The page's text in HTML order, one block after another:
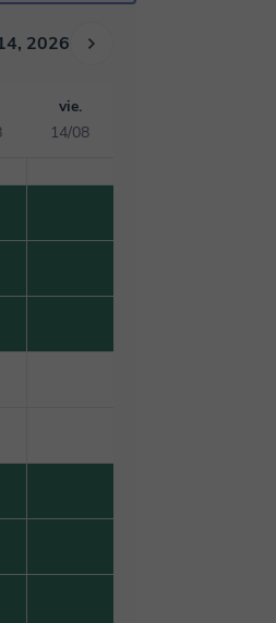
2026
vie.
14/08